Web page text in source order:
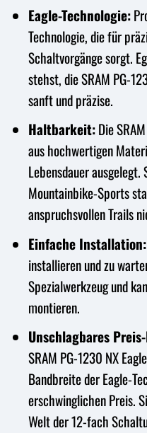
Eagle-Technologie:
Technologie, die für
Schaltvorgänge sorgt.
stehst, die SRAM PG-
sanft und präzise.
Haltbarkeit:Die
aus hochwertigen
Lebensdauer
Mountainbike-Sports
anspruchsvollen Trails
Einfache Installation:
installieren und zu
Spezialwerkzeug und
montieren.
Unschlagbares
SRAM PG-1230 NX
Bandbreite der Eagle-
erschwinglichen Preis.
Welt der 12-fach